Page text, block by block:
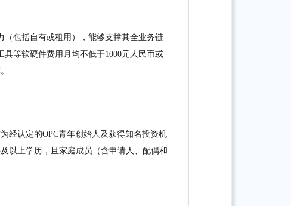
（包括自有或租用 ），能够支撑其全业务链
等软硬件费用月均不低于1000元人民币或
。
经认定的OPC青年创始人及获得知名投资机
以上学历，且家庭成员（含申请人、配偶和